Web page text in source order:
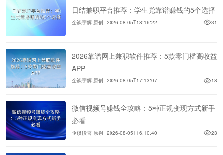
日结兼职平台推荐：学生党靠谱赚钱的5个选择
企谈宇辉 原创 2026-08-05T18:16:22 31
2026靠谱网上兼职软件推荐：5款零门槛高收益
APP
企谈宇辉 原创 2026-08-05T17:13:07 18
微信视频号赚钱全攻略：5种正规变现方式新手
必看
企谈段誉 原创 2026-08-05T16:10:40 23